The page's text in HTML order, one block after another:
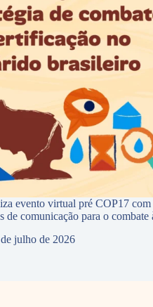
evento virtual pré COP17
de comunicação para o combate
julho de 2026